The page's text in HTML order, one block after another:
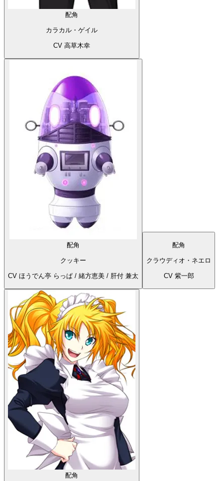
配角
カラカル・ゲイル
CV 高草木幸
配角
クッキー
CV ほうでん亭 らっぱ / 緒方恵美 / 肝付 兼太
配角